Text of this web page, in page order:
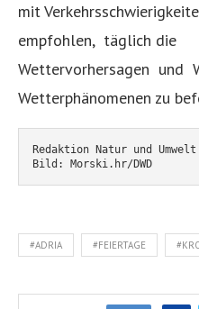
mit
empfohlen, täglich die
Wettervorhersagen und
Wetterphänomenen zu
Redaktion Natur und Umwelt
Bild: Morski.hr/DWD
#ADRIA #FEIERTAGE